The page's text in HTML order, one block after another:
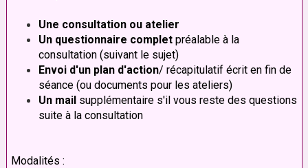
Une consultation ou atelier
Un questionnaire complet préalable à la
consultation (suivant le sujet)
Envoi d'un plan d'action/ récapitulatif écrit en fin de
séance (ou documents pour les ateliers)
Un mailsupplémentaire s'il vous reste des questions
suite à la consultation
Modalités :